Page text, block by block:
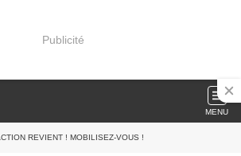
Publicité
MENU
REVIENT ! MOBILISEZ-VOUS !